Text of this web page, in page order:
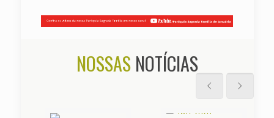
NOSSAS NOTÍCIAS